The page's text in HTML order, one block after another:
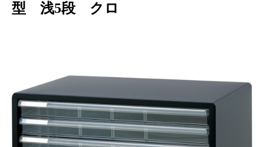
型 浅5段 クロ
浅5段 A3ヨコ型
メーカー希望小売価格：